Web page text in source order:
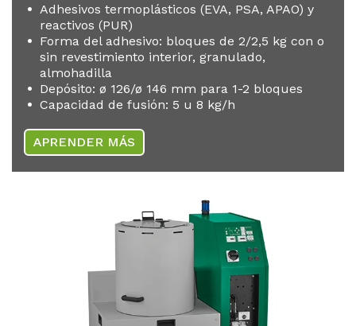
Adhesivos termoplásticos (EVA, PSA, APAO) y
reactivos (PUR)
Forma del adhesivo: bloques de 2/2,5 kg con o
sin revestimiento interior, granulado,
almohadilla
Depósito: ø 126/ø 146 mm para 1-2 bloques
Capacidad de fusión: 5 u 8 kg/h
APRENDER MÁS